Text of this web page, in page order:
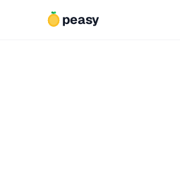
peasy